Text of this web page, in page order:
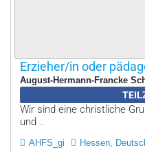
Erzieher/in oder
August-Hermann-Francke
Wir sind eine christliche
und ..
AHFS_gi Hessen,